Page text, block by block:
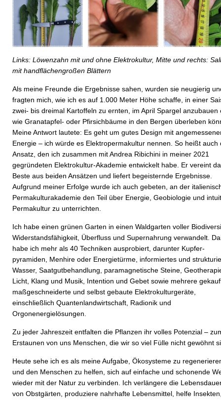
Links: Löwenzahn mit und ohne Elektrokultur, Mitte und rechts:
mit handflächengroßen Blättern
Als meine Freunde die Ergebnisse sahen, wurden sie neugierig
fragten mich, wie ich es auf 1.000 Meter Höhe schaffe, in einer
zwei- bis dreimal Kartoffeln zu ernten, im April Spargel anzubauen
wie Granat­apfel- oder Pfirsichbäume in den Bergen überleben
Meine Antwort lautete: Es geht um gutes Design mit
Energie – ich würde es Elektropermakultur nennen. So heißt auch
Ansatz, den ich zusammen mit Andrea Ribichini in meiner 2021
gegründeten Elektrokultur-Akademie entwickelt habe. Er vereint
Beste aus beiden Ansätzen und liefert begeisternde Ergebnisse.
Aufgrund meiner Erfolge wurde ich auch gebeten, an der
Permakulturakademie den Teil über Energie, Geobiologie und
Permakultur zu unterrichten.
Ich habe einen grünen Garten in einen Waldgarten voller
Widerstandsfähigkeit, Überfluss und Supernahrung verwandelt.
habe ich mehr als 40 Techniken ausprobiert, darunter Kupfer­
pyramiden, Menhire oder Energietürme, informiertes und
Wasser, Saatgutbehandlung, paramagnetische Steine,
Licht, Klang und Musik, Intention und Gebet sowie mehrere
maßgeschneiderte und selbst gebaute Elektrokulturgeräte,
einschließlich Quantenlandwirtschaft, Radionik und
Orgonenergielösungen.
Zu jeder Jahreszeit entfalten die Pflanzen ihr volles Potenzial –
Erstaunen von uns Menschen, die wir so viel Fülle nicht gewöhnt
Heute sehe ich es als meine Aufgabe, Ökosysteme zu
und den Menschen zu helfen, sich auf einfache und schonende
wieder mit der Natur zu verbinden. Ich verlängere die
von Obstgärten, produziere nahrhafte Lebensmittel, helfe